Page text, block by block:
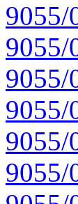
9055/
9055/
9055/
9055/
9055/
9055/